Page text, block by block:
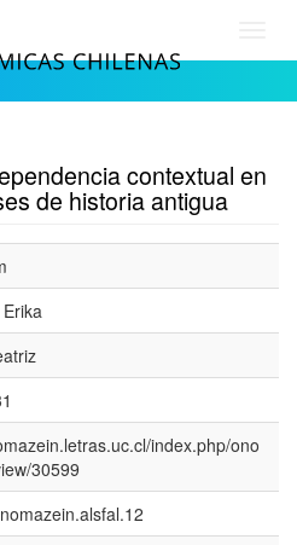
contextual en
de historia antigua
index.php/ono
30599